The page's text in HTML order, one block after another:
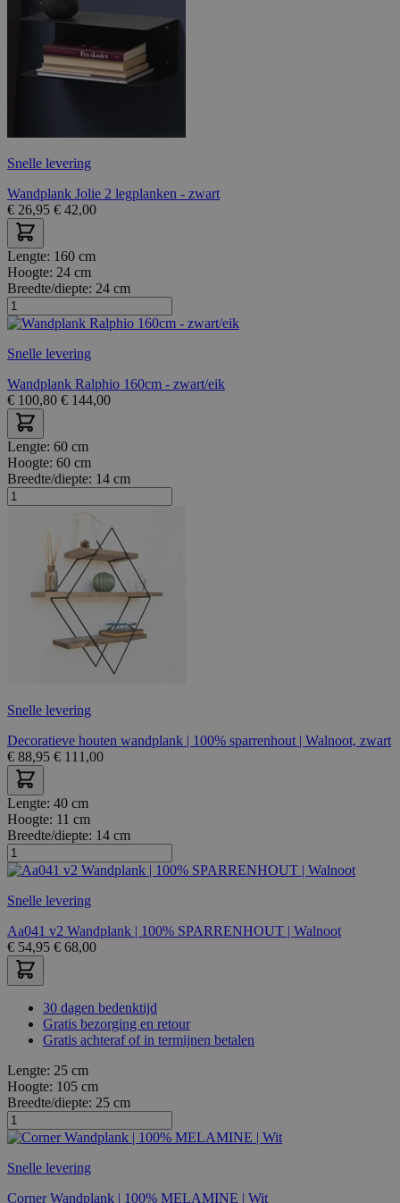
Snelle levering
Wandplank Jolie 2 legplanken - zwart
€ 26,95 € 42,00
Lengte: 160 cm
Hoogte: 24 cm
Breedte/diepte: 24 cm
Snelle levering
Wandplank Ralphio 160cm - zwart/eik
€ 100,80 € 144,00
Lengte: 60 cm
Hoogte: 60 cm
Breedte/diepte: 14 cm
Snelle levering
Decoratieve houten wandplank | 100% sparrenhout | Walnoot, zwart
€ 88,95 € 111,00
Lengte: 40 cm
Hoogte: 11 cm
Breedte/diepte: 14 cm
Snelle levering
Aa041 v2 Wandplank | 100% SPARRENHOUT | Walnoot
€ 54,95 € 68,00
30 dagen bedenktijd
Gratis bezorging en retour
Gratis achteraf of in termijnen betalen
Lengte: 25 cm
Hoogte: 105 cm
Breedte/diepte: 25 cm
Snelle levering
Corner Wandplank | 100% MELAMINE | Wit